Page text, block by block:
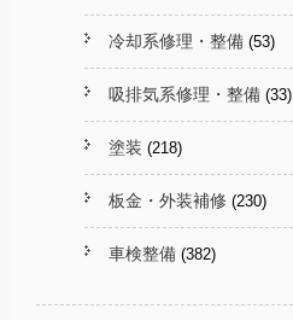
冷却系修理・整備 (53)
吸排気系修理・整備 (33)
塗装 (218)
板金・外装補修 (230)
車検整備 (382)